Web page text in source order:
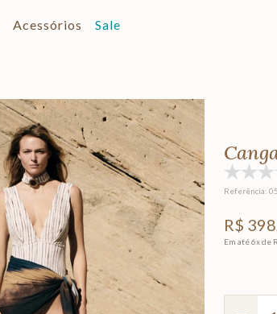
Acessórios Sale
Referência:
R$ 398
Em até6x de